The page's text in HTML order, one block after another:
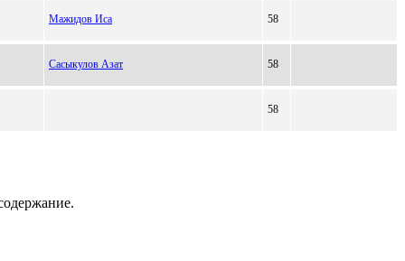
Мажидов Иса 58
Сасыкулов Азат 58
58